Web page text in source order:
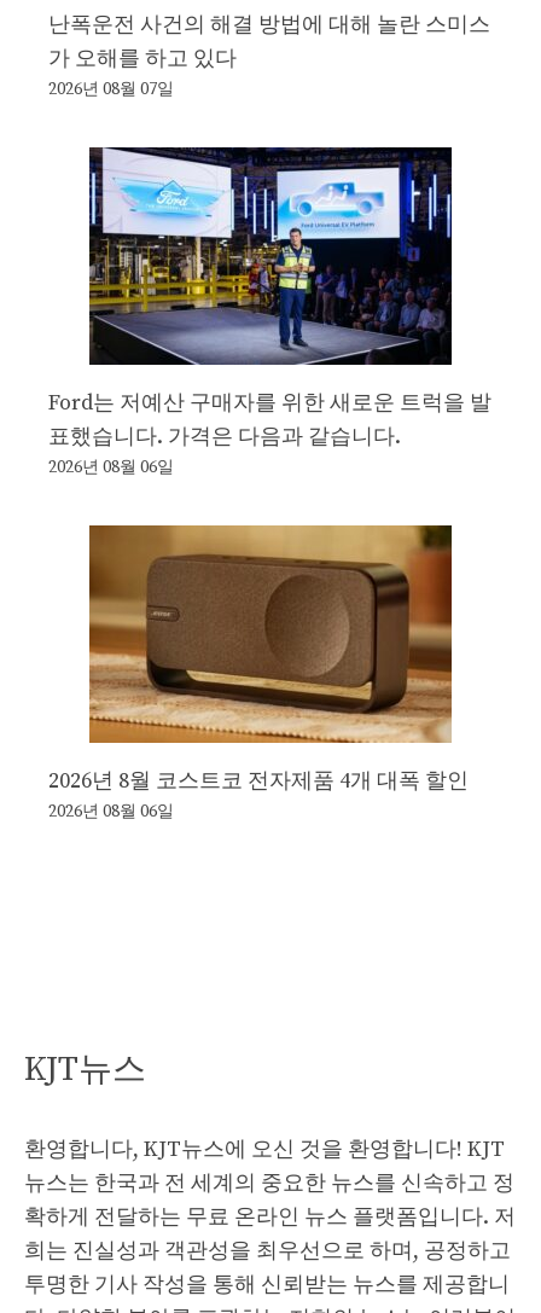
난폭운전 사건의 해결 방법에 대해 놀란 스미스
가 오해를 하고 있다
2026년 08월 07일
Ford는 저예산 구매자를 위한 새로운 트럭을 발
표했습니다. 가격은 다음과 같습니다.
2026년 08월 06일
2026년 8월 코스트코 전자제품 4개 대폭 할인
2026년 08월 06일
KJT뉴스
환영합니다, KJT뉴스에 오신 것을 환영합니다! KJT
뉴스는 한국과 전 세계의 중요한 뉴스를 신속하고 정
확하게 전달하는 무료 온라인 뉴스 플랫폼입니다. 저
희는 진실성과 객관성을 최우선으로 하며, 공정하고
투명한 기사 작성을 통해 신뢰받는 뉴스를 제공합니